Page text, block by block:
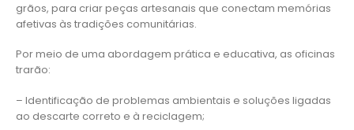
grãos, para criar peças artesanais que conectam memórias
afetivas às tradições comunitárias.
Por meio de uma abordagem prática e educativa, as oficinas
trarão:
– Identificação de problemas ambientais e soluções ligadas
ao descarte correto e à reciclagem;